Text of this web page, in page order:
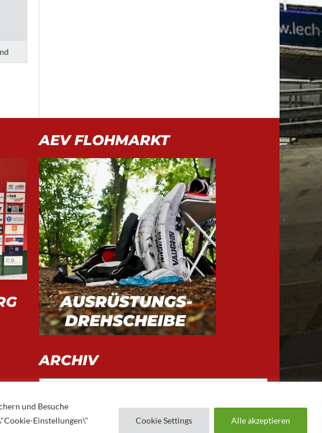
und Besuche
Einstellungen\"
Cookie Settings Alle akzeptieren
AEV FLOHMARKT
ARCHIV
Archiv
AUGSBURGER EV